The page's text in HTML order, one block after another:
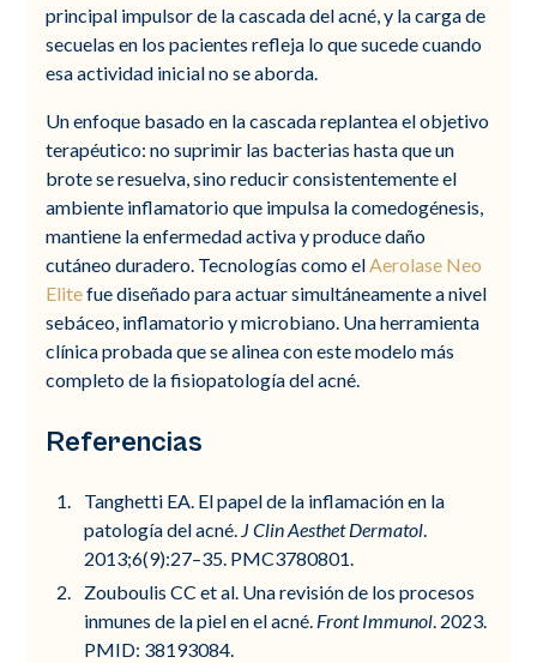
principal impulsor de la cascada del acné, y la carga de
secuelas en los pacientes refleja lo que sucede cuando
esa actividad inicial no se aborda.
Un enfoque basado en la cascada replantea el objetivo
terapéutico: no suprimir las bacterias hasta que un
brote se resuelva, sino reducir consistentemente el
ambiente inflamatorio que impulsa la comedogénesis,
mantiene la enfermedad activa y produce daño
cutáneo duradero. Tecnologías como el Aerolase Neo
Elitefue diseñado para actuar simultáneamente a nivel
sebáceo, inflamatorio y microbiano. Una herramienta
clínica probada que se alinea con este modelo más
completo de la fisiopatología del acné.
Referencias
Tanghetti EA. El papel de la inflamación en la
patología del acné. J Clin Aesthet Dermatol
2013;6(9):27–35. PMC3780801.
Zouboulis CC et al. Una revisión de los procesos
inmunes de la piel en el acné. Front Immunol . 2023.
PMID: 38193084.